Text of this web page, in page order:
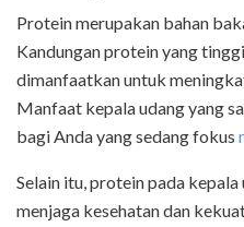
Protein merupakan bahan
Kandungan protein yang
dimanfaatkan untuk
Manfaat kepala udang yang
bagi Anda yang sedang fokus
Selain itu, protein pada
menjaga kesehatan dan